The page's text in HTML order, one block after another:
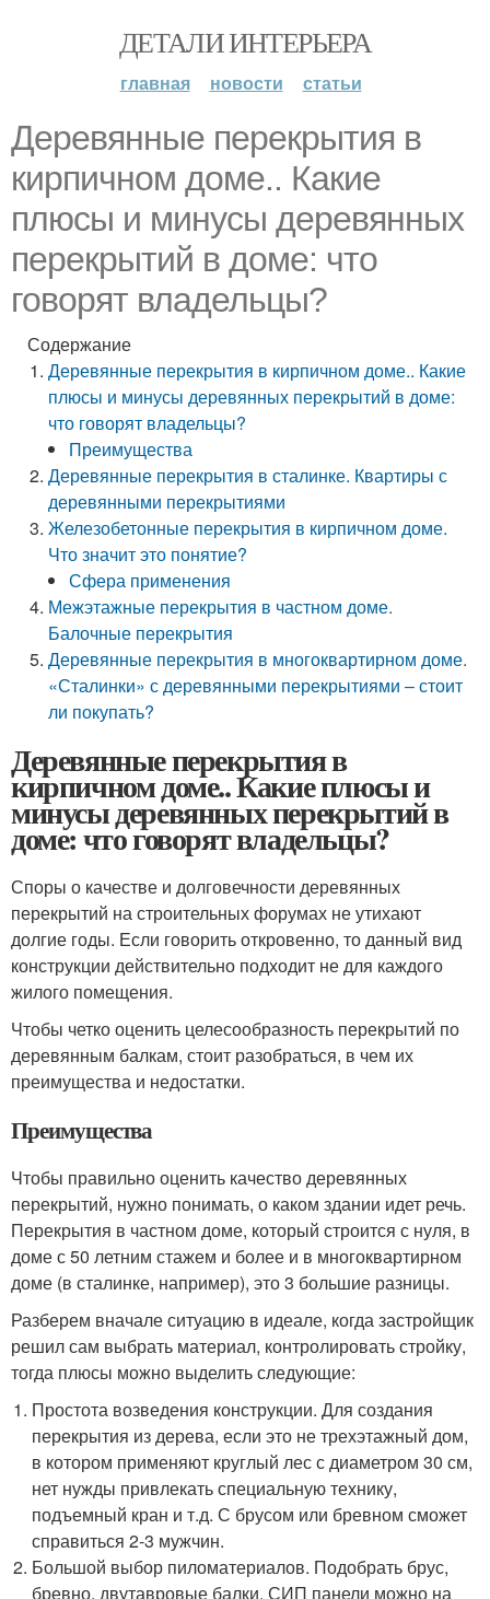
ДЕТАЛИ ИНТЕРЬЕРА
главная новости статьи
Деревянные перекрытия в
кирпичном доме.. Какие
плюсы и минусы деревянных
перекрытий в доме: что
говорят владельцы?
Содержание
Деревянные перекрытия в кирпичном доме.. Какие
плюсы и минусы деревянных перекрытий в доме:
что говорят владельцы?
Преимущества
Деревянные перекрытия в сталинке. Квартиры с
деревянными перекрытиями
Железобетонные перекрытия в кирпичном доме.
Что значит это понятие?
Сфера применения
Межэтажные перекрытия в частном доме.
Балочные перекрытия
Деревянные перекрытия в многоквартирном доме.
«Сталинки» с деревянными перекрытиями – стоит
ли покупать?
Деревянные перекрытия в
кирпичном доме.. Какие плюсы и
минусы деревянных перекрытий в
доме: что говорят владельцы?
Споры о качестве и долговечности деревянных
перекрытий на строительных форумах не утихают
долгие годы. Если говорить откровенно, то данный вид
конструкции действительно подходит не для каждого
жилого помещения.
Чтобы четко оценить целесообразность перекрытий по
деревянным балкам, стоит разобраться, в чем их
преимущества и недостатки.
Преимущества
Чтобы правильно оценить качество деревянных
перекрытий, нужно понимать, о каком здании идет речь.
Перекрытия в частном доме, который строится с нуля, в
доме с 50 летним стажем и более и в многоквартирном
доме (в сталинке, например), это 3 большие разницы.
Разберем вначале ситуацию в идеале, когда застройщик
решил сам выбрать материал, контролировать стройку,
тогда плюсы можно выделить следующие:
Простота возведения конструкции. Для создания
перекрытия из дерева, если это не трехэтажный дом,
в котором применяют круглый лес с диаметром 30 см,
нет нужды привлекать специальную технику,
подъемный кран и т.д. С брусом или бревном сможет
справиться 2-3 мужчин.
Большой выбор пиломатериалов. Подобрать брус,
бревно, двутавровые балки, СИП панели можно на